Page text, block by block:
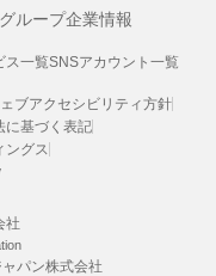
グループ企業情報
ス一覧SNSアカウント一覧
ブアクセシビリティ方針
に基づく表記
ングス
社
パン株式会社